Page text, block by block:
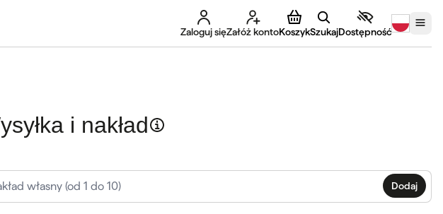
Zaloguj sięZałóż kontoKoszykSzukajDostępność
i nakład
Dodaj